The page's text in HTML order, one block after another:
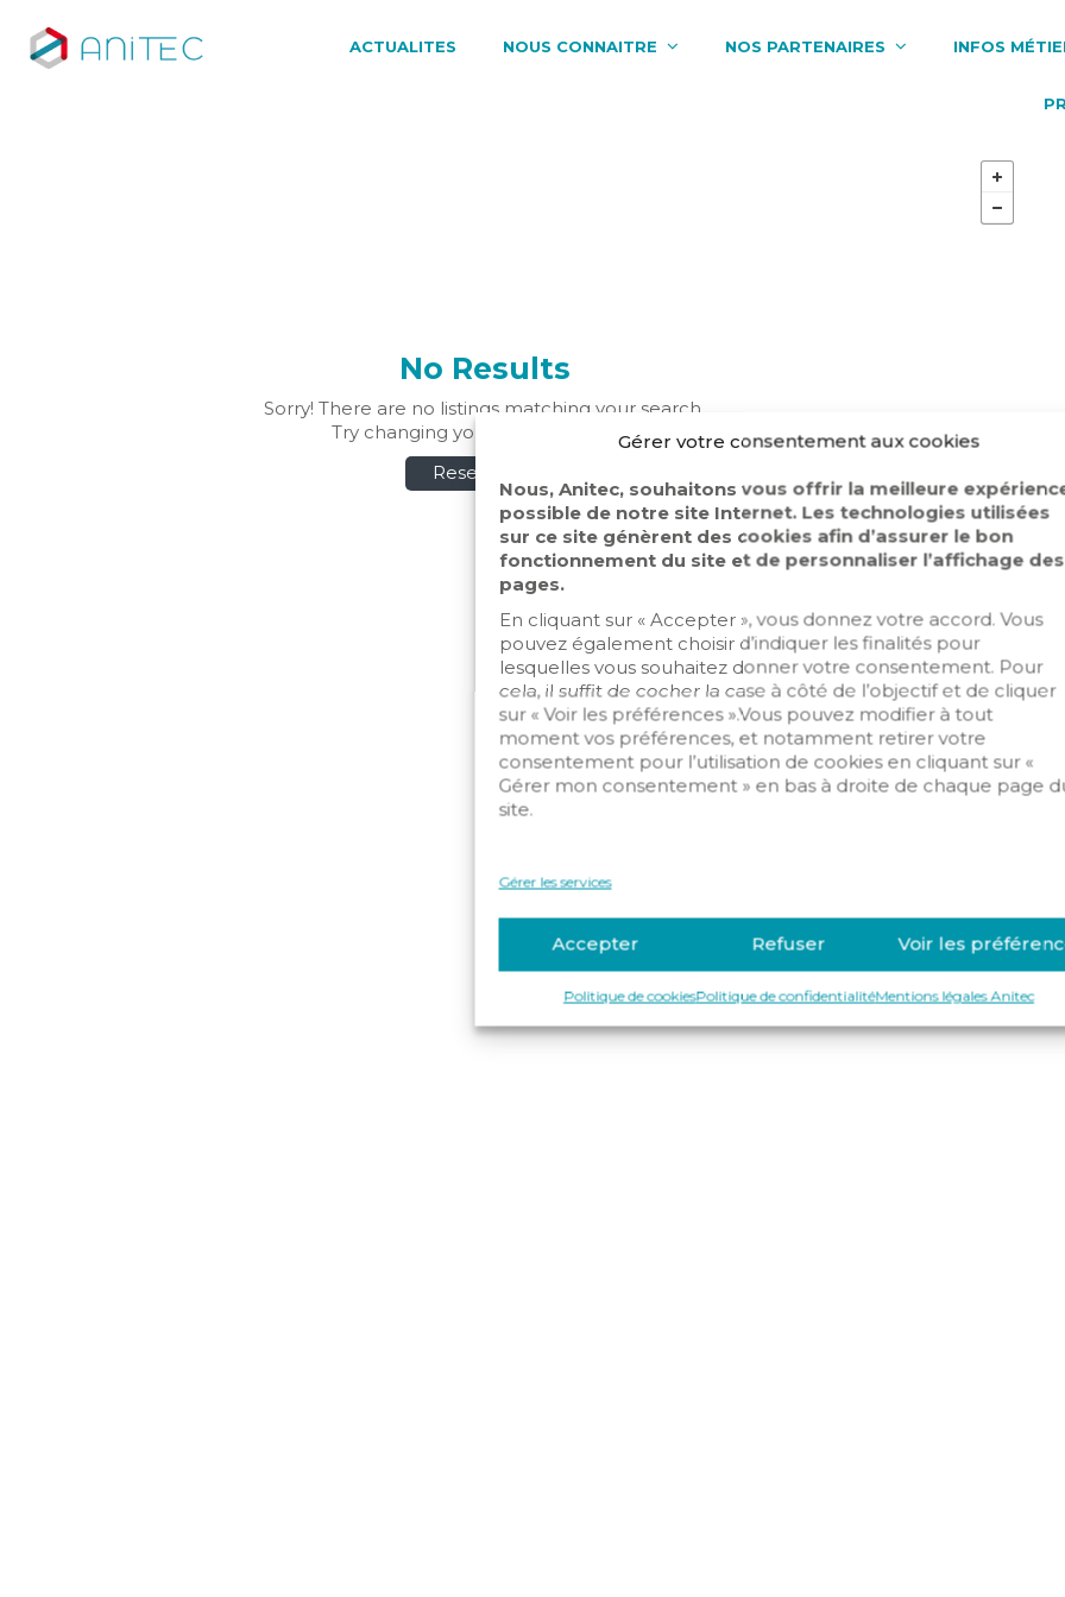
Gérer votre consentement aux cookies
Nous, Anitec, souhaitons vous offrir la meilleure
possible de notre site Internet. Les technologies utilisées
sur ce site génèrent des cookies afin d’assurer le bon
fonctionnement du site et de personnaliser l’affichage des
pages.
En cliquant sur « Accepter », vous donnez votre accord. Vous
pouvez également choisir d’indiquer les finalités pour
lesquelles vous souhaitez donner votre consentement. Pour
cela, il suffit de cocher la case à côté de l’objectif et de cliquer
sur « Voir les préférences ».Vous pouvez modifier à tout
moment vos préférences, et notamment retirer votre
consentement pour l’utilisation de cookies en cliquant sur «
Gérer mon consentement » en bas à droite de chaque page
site.
Gérer les services
Accepter Refuser Voir les
Politique de cookiesPolitique de confidentialitéMentions légales Anitec
ACTUALITES NOUS CONNAITRE NOS PARTENAIRES INFOS
No Results
Sorry! There are no listings matching your search.
Try changing your search filters or
Reset Filter